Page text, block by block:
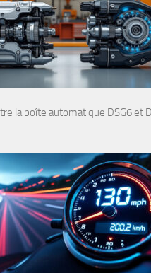
la boîte automatique DSG6 et